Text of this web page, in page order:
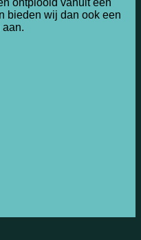
ontplooid vanuit een
bieden wij dan ook een